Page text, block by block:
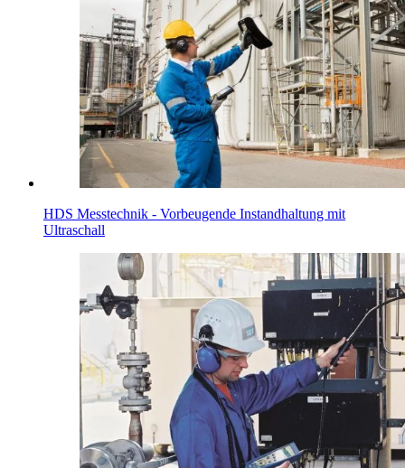
HDS Messtechnik - Vorbeugende Instandhaltung mit
Ultraschall